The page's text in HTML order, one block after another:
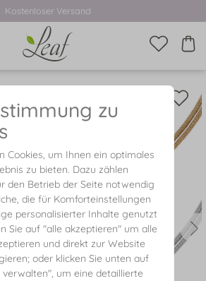
Kostenloser Versand
zu
Cookies, um Ihnen ein optimales
zu bieten. Dazu zählen
den Betrieb der Seite notwendig
die für Komforteinstellungen
personalisierter Inhalte genutzt
Sie auf "alle akzeptieren" um alle
und direkt zur Website
oder klicken Sie unten auf
verwalten", um eine detaillierte